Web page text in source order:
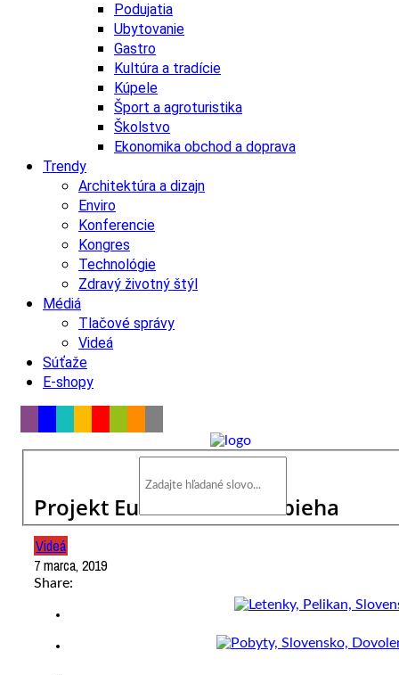
Podujatia
Ubytovanie
Gastro
Kultúra a tradície
Kúpele
Šport a agroturistika
Školstvo
Ekonomika obchod a doprava
Trendy
Architektúra a dizajn
Enviro
Konferencie
Kongres
Technológie
Zdravý životný štýl
Médiá
Tlačové správy
Videá
Súťaže
E-shopy
Projekt Eurovea 2 sa rozbieha
Videá
7 marca, 2019
Share: